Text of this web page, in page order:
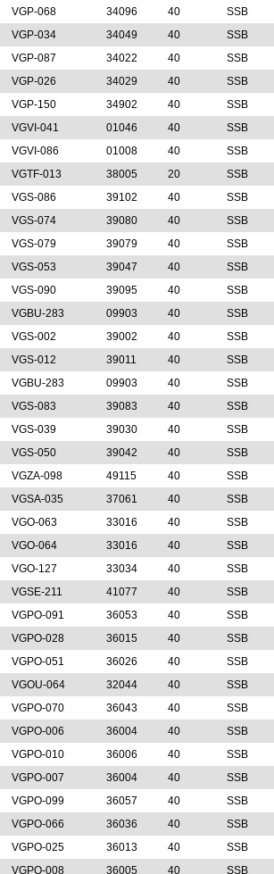
VGP-068 34096 40 SSB
VGP-034 34049 40 SSB
VGP-087 34022 40 SSB
VGP-026 34029 40 SSB
VGP-150 34902 40 SSB
VGVI-041 01046 40 SSB
VGVI-086 01008 40 SSB
VGTF-013 38005 20 SSB
VGS-086 39102 40 SSB
VGS-074 39080 40 SSB
VGS-079 39079 40 SSB
VGS-053 39047 40 SSB
VGS-090 39095 40 SSB
VGBU-283 09903 40 SSB
VGS-002 39002 40 SSB
VGS-012 39011 40 SSB
VGBU-283 09903 40 SSB
VGS-083 39083 40 SSB
VGS-039 39030 40 SSB
VGS-050 39042 40 SSB
VGZA-098 49115 40 SSB
VGSA-035 37061 40 SSB
VGO-063 33016 40 SSB
VGO-064 33016 40 SSB
VGO-127 33034 40 SSB
VGSE-211 41077 40 SSB
VGPO-091 36053 40 SSB
VGPO-028 36015 40 SSB
VGPO-051 36026 40 SSB
VGOU-064 32044 40 SSB
VGPO-070 36043 40 SSB
VGPO-006 36004 40 SSB
VGPO-010 36006 40 SSB
VGPO-007 36004 40 SSB
VGPO-099 36057 40 SSB
VGPO-066 36036 40 SSB
VGPO-025 36013 40 SSB
VGPO-008 36005 40 SSB